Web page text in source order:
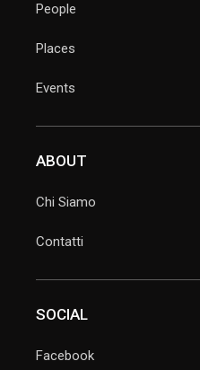
People
Places
Events
ABOUT
Chi Siamo
Contatti
SOCIAL
Facebook